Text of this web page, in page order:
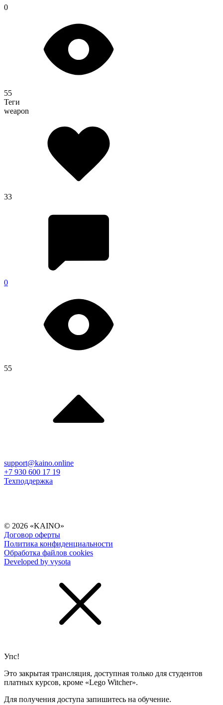
0
55
Теги
weapon
33
0
55
support@kaino.online
+7 930 600 17 19
Техподдержка
© 2026 «KAINO»
Договор оферты
Политика конфиденциальности
Обработка файлов cookies
Developed by vysota
Упс!
Это закрытая трансляция, доступная только для студентов
платных курсов, кроме «Lego Witcher».
Для получения доступа запишитесь на обучение.